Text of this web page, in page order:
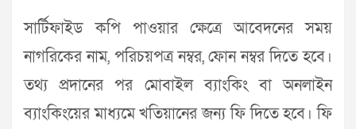
সার্টিফাইড কপি পাওয়ার ক্ষেত্রে আবেদনের সময়
নাগরিকের নাম, পরিচয়পত্র নম্বর, ফোন নম্বর দিতে হবে।
তথ্য প্রদানের পর মোবাইল ব্যাংকিং বা অনলাইন
ব্যাংকিংয়ের মাধ্যমে খতিয়ানের জন্য ফি দিতে হবে। ফি